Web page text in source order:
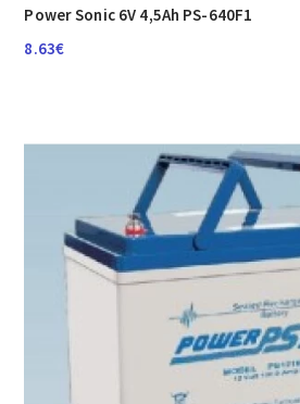
Power Sonic 6V 4,5Ah PS-640F1
8.63€